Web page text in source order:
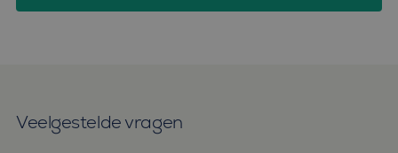
Veelgestelde vragen